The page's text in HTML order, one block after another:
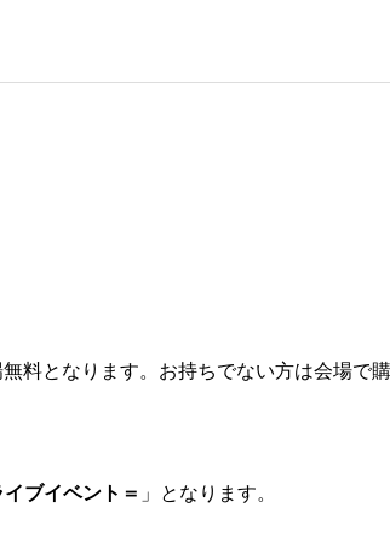
料となります。お持ちでない方は会場で購
ブイベント＝ 」となります。